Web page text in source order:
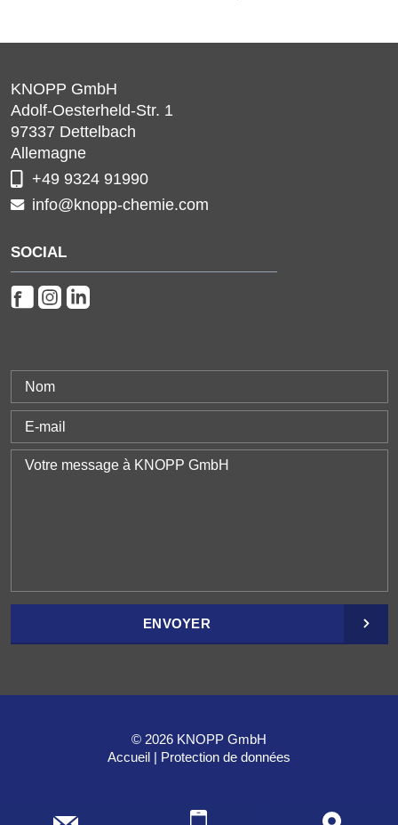
KNOPP GmbH
Adolf-Oesterheld-Str. 1
97337 Dettelbach
Allemagne
+49 9324 91990
info@knopp-chemie.com
SOCIAL
ENVOYER
© 2026 KNOPP GmbH
Accueil
Protection de données